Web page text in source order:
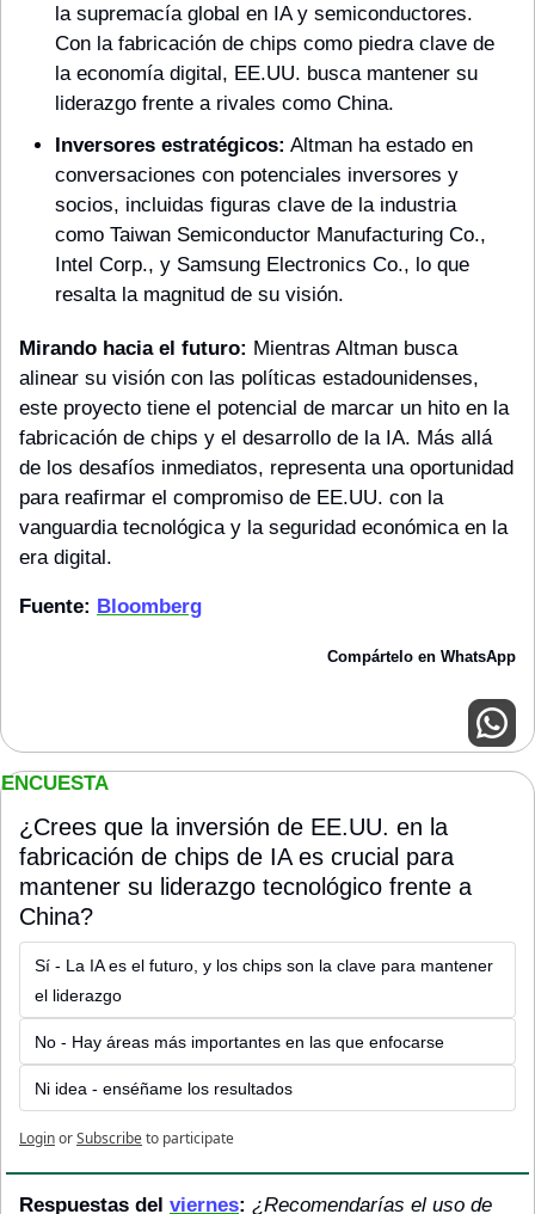
la supremacía global en IA y semiconductores.
Con la fabricación de chips como piedra clave de
la economía digital, EE.UU. busca mantener su
liderazgo frente a rivales como China.
Inversores estratégicos: Altman ha estado en
conversaciones con potenciales inversores y
socios, incluidas figuras clave de la industria
como Taiwan Semiconductor Manufacturing Co.,
Intel Corp., y Samsung Electronics Co., lo que
resalta la magnitud de su visión.
Mirando hacia el futuro: Mientras Altman busca
alinear su visión con las políticas estadounidenses,
este proyecto tiene el potencial de marcar un hito en la
fabricación de chips y el desarrollo de la IA. Más allá
de los desafíos inmediatos, representa una oportunidad
para reafirmar el compromiso de EE.UU. con la
vanguardia tecnológica y la seguridad económica en la
era digital.
Fuente: Bloomberg
Compártelo en WhatsApp
ENCUESTA
¿Crees que la inversión de EE.UU. en la
fabricación de chips de IA es crucial para
mantener su liderazgo tecnológico frente a
China?
Sí - La IA es el futuro, y los chips son la clave para mantener
el liderazgo
No - Hay áreas más importantes en las que enfocarse
Ni idea - enséñame los resultados
LoginorSubscribeto participate
Respuestas del viernes: ¿Recomendarías el uso de